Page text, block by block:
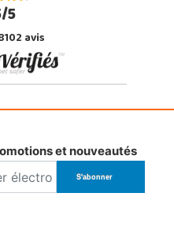
5
avis
et nouveautés